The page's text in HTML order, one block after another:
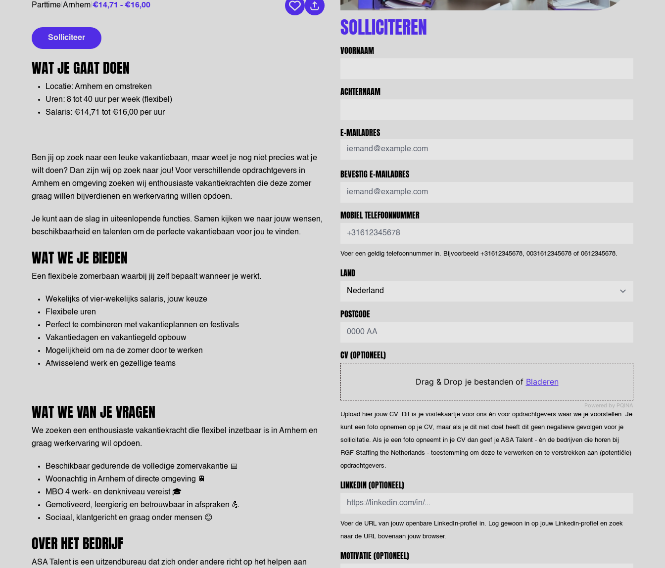
Parttime Arnhem €14,71 - €16,00
Bewaar vacature
Solliciteer
WAT JE GAAT DOEN
Locatie: Arnhem en omstreken
Uren: 8 tot 40 uur per week (flexibel)
Salaris: €14,71 tot €16,00 per uur
Ben jij op zoek naar een leuke vakantiebaan, maar weet je nog niet precies wat je
wilt doen? Dan zijn wij op zoek naar jou! Voor verschillende opdrachtgevers in
Arnhem en omgeving zoeken wij enthousiaste vakantiekrachten die deze zomer
graag willen bijverdienen en werkervaring willen opdoen.
Je kunt aan de slag in uiteenlopende functies. Samen kijken we naar jouw wensen,
beschikbaarheid en talenten om de perfecte vakantiebaan voor jou te vinden.
WAT WE JE BIEDEN
Een flexibele zomerbaan waarbij jij zelf bepaalt wanneer je werkt.
Wekelijks of vier-wekelijks salaris, jouw keuze
Flexibele uren
Perfect te combineren met vakantieplannen en festivals
Vakantiedagen en vakantiegeld opbouw
Mogelijkheid om na de zomer door te werken
Afwisselend werk en gezellige teams
WAT WE VAN JE VRAGEN
We zoeken een enthousiaste vakantiekracht die flexibel inzetbaar is in Arnhem en
graag werkervaring wil opdoen.
Beschikbaar gedurende de volledige zomervakantie 📅
Woonachtig in Arnhem of directe omgeving 🚆
MBO 4 werk- en denkniveau vereist 🎓
Gemotiveerd, leergierig en betrouwbaar in afspraken 💪
Sociaal, klantgericht en graag onder mensen 😊
OVER HET BEDRIJF
ASA Talent is een uitzendbureau dat zich onder andere richt op het helpen aan
SOLLICITEREN
VOORNAAM
ACHTERNAAM
E-MAILADRES
BEVESTIG E-MAILADRES
MOBIEL TELEFOONNUMMER
Voer een geldig telefoonnummer in. Bijvoorbeeld +31612345678, 0031612345678 of 0612345678.
LAND
POSTCODE
CV(OPTIONEEL)
Powered by PQINA
Drag & Drop je bestanden of Bladeren
Upload hier jouw CV. Dit is je visitekaartje voor ons én voor opdrachtgevers waar we je voorstellen. Je
kunt een foto opnemen op je CV, maar als je dit niet doet heeft dit geen negatieve gevolgen voor je
sollicitatie. Als je een foto opneemt in je CV dan geef je ASA Talent - én de bedrijven die horen bij
RGF Staffing the Netherlands - toestemming om deze te verwerken en te verstrekken aan (potentiële)
opdrachtgevers.
LINKEDIN(OPTIONEEL)
Voer de URL van jouw openbare LinkedIn-profiel in. Log gewoon in op jouw Linkedin-profiel en zoek
naar de URL bovenaan jouw browser.
MOTIVATIE(OPTIONEEL)